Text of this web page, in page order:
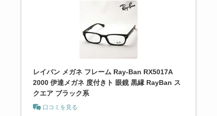
レイバン メガネ フレーム Ray-Ban RX5017A
2000 伊達メガネ 度付きト 眼鏡 黒縁 RayBan ス
クエア ブラック系
口コミを見る